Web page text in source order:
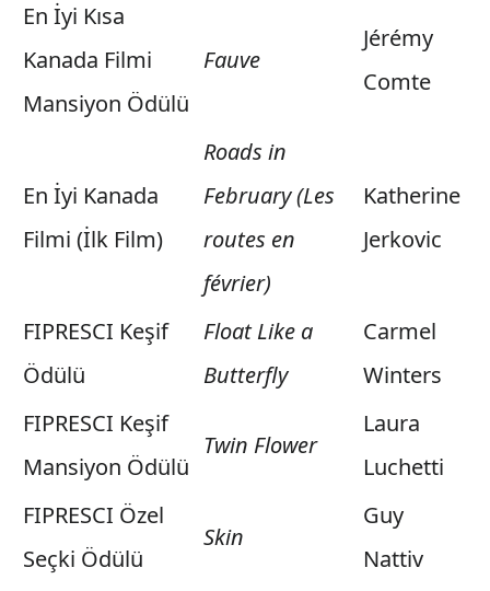
En İyi Kısa
Kanada Filmi
Mansiyon Ödülü
Fauve
Jérémy
Comte
En İyi Kanada
Filmi (İlk Film)
Roads in
February (Les
routes en
février)
Katherine
Jerkovic
FIPRESCI Keşif
Ödülü
Float Like a
Butterfly
Carmel
Winters
FIPRESCI Keşif
Mansiyon Ödülü
Twin Flower
Laura
Luchetti
FIPRESCI Özel
Seçki Ödülü
Skin
Guy
Nattiv